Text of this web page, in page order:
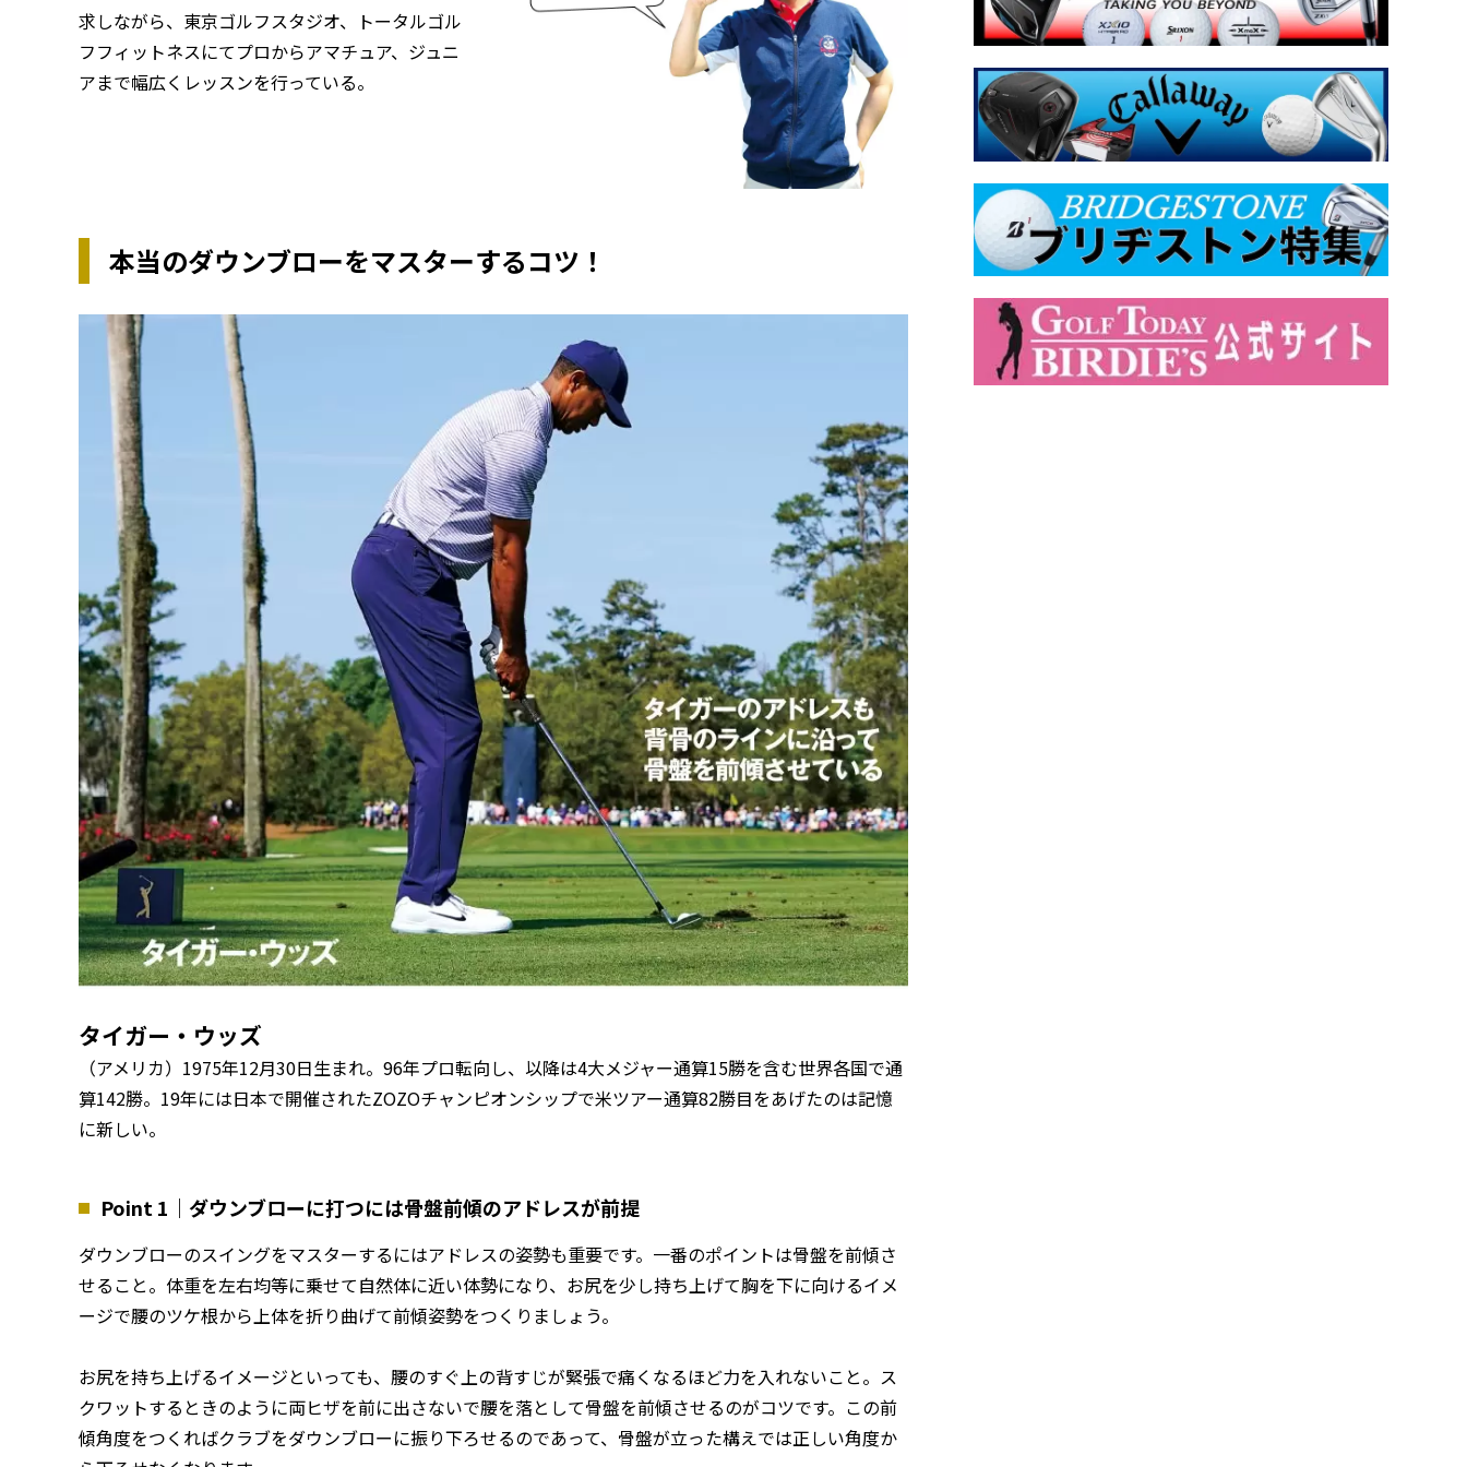
求しながら、東京ゴルフスタジオ、トータルゴル
フフィットネスにてプロからアマチュア、ジュニ
アまで幅広くレッスンを行っている。
本当のダウンブローをマスターするコツ！
タイガー・ウッズ
（アメリカ）1975年12月30日生まれ。96年プロ転向し、以降は4大メジャー通算15勝を含む世界各国で通
算142勝。19年には日本で開催されたZOZOチャンピオンシップで米ツアー通算82勝目をあげたのは記憶
に新しい。
Point 1｜ダウンブローに打つには骨盤前傾のアドレスが前提
ダウンブローのスイングをマスターするにはアドレスの姿勢も重要です。一番のポイントは骨盤を前傾さ
せること。体重を左右均等に乗せて自然体に近い体勢になり、お尻を少し持ち上げて胸を下に向けるイメ
ージで腰のツケ根から上体を折り曲げて前傾姿勢をつくりましょう。
お尻を持ち上げるイメージといっても、腰のすぐ上の背すじが緊張で痛くなるほど力を入れないこと。ス
クワットするときのように両ヒザを前に出さないで腰を落として骨盤を前傾させるのがコツです。この前
傾角度をつくればクラブをダウンブローに振り下ろせるのであって、骨盤が立った構えでは正しい角度か